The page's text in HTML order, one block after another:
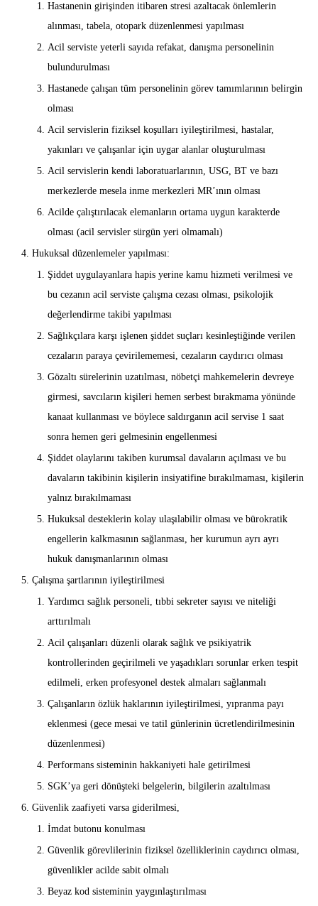
Hastanenin girişinden itibaren stresi azaltacak önlemlerin
alınması, tabela, otopark düzenlenmesi yapılması
Acil serviste yeterli sayıda refakat, danışma personelinin
bulundurulması
Hastanede çalışan tüm personelinin görev tamımlarının belirgin
olması
Acil servislerin fiziksel koşulları iyileştirilmesi, hastalar,
yakınları ve çalışanlar için uygar alanlar oluşturulması
Acil servislerin kendi laboratuarlarının, USG, BT ve bazı
merkezlerde mesela inme merkezleri MR’ının olması
Acilde çalıştırılacak elemanların ortama uygun karakterde
olması (acil servisler sürgün yeri olmamalı)
Hukuksal düzenlemeler yapılması:
Şiddet uygulayanlara hapis yerine kamu hizmeti verilmesi ve
bu cezanın acil serviste çalışma cezası olması, psikolojik
değerlendirme takibi yapılması
Sağlıkçılara karşı işlenen şiddet suçları kesinleştiğinde verilen
cezaların paraya çevirilememesi, cezaların caydırıcı olması
Gözaltı sürelerinin uzatılması, nöbetçi mahkemelerin devreye
girmesi, savcıların kişileri hemen serbest bırakmama yönünde
kanaat kullanması ve böylece saldırganın acil servise 1 saat
sonra hemen geri gelmesinin engellenmesi
Şiddet olaylarını takiben kurumsal davaların açılması ve bu
davaların takibinin kişilerin insiyatifine bırakılmaması, kişilerin
yalnız bırakılmaması
Hukuksal desteklerin kolay ulaşılabilir olması ve bürokratik
engellerin kalkmasının sağlanması, her kurumun ayrı ayrı
hukuk danışmanlarının olması
Çalışma şartlarının iyileştirilmesi
Yardımcı sağlık personeli, tıbbi sekreter sayısı ve niteliği
arttırılmalı
Acil çalışanları düzenli olarak sağlık ve psikiyatrik
kontrollerinden geçirilmeli ve yaşadıkları sorunlar erken tespit
edilmeli, erken profesyonel destek almaları sağlanmalı
Çalışanların özlük haklarının iyileştirilmesi, yıpranma payı
eklenmesi (gece mesai ve tatil günlerinin ücretlendirilmesinin
düzenlenmesi)
Performans sisteminin hakkaniyeti hale getirilmesi
SGK’ya geri dönüşteki belgelerin, bilgilerin azaltılması
Güvenlik zaafiyeti varsa giderilmesi,
İmdat butonu konulması
Güvenlik görevlilerinin fiziksel özelliklerinin caydırıcı olması,
güvenlikler acilde sabit olmalı
Beyaz kod sisteminin yaygınlaştırılması